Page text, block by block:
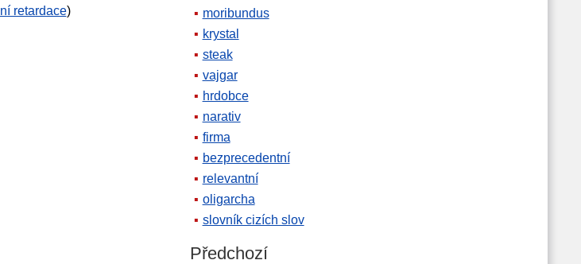
retardace)
moribundus
krystal
steak
vajgar
hrdobce
narativ
firma
bezprecedentní
relevantní
oligarcha
slovník cizích slov
Předchozí